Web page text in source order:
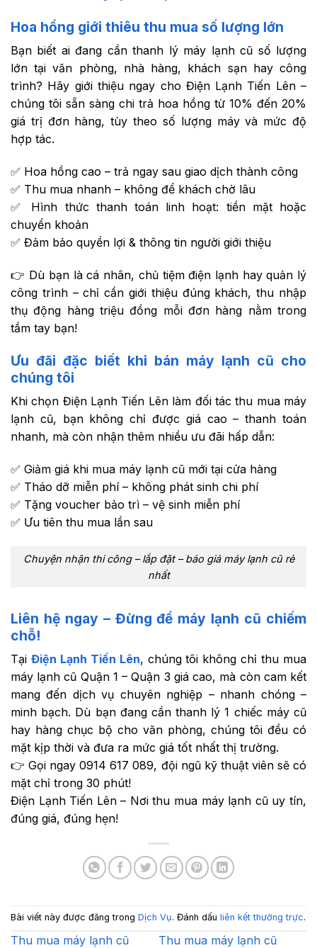
Hoa hồng giới thiêu thu mua số lượng lớn
Bạn biết ai đang cần thanh lý máy lạnh cũ số lượng
lớn tại văn phòng, nhà hàng, khách sạn hay công
trình? Hãy giới thiệu ngay cho Điện Lạnh Tiến Lên –
chúng tôi sẵn sàng chi trả hoa hồng từ 10% đến 20%
giá trị đơn hàng, tùy theo số lượng máy và mức độ
hợp tác.
✅ Hoa hồng cao – trả ngay sau giao dịch thành công
✅ Thu mua nhanh – không để khách chờ lâu
✅ Hình thức thanh toán linh hoạt: tiền mặt hoặc
chuyển khoản
✅ Đảm bảo quyền lợi & thông tin người giới thiệu
👉 Dù bạn là cá nhân, chủ tiệm điện lạnh hay quản lý
công trình – chỉ cần giới thiệu đúng khách, thu nhập
thụ động hàng triệu đồng mỗi đơn hàng nằm trong
tầm tay bạn!
Ưu đãi đặc biết khi bán máy lạnh cũ cho
chúng tôi
Khi chọn Điện Lạnh Tiến Lên làm đối tác thu mua máy
lạnh cũ, bạn không chỉ được giá cao – thanh toán
nhanh, mà còn nhận thêm nhiều ưu đãi hấp dẫn:
✅ Giảm giá khi mua máy lạnh cũ mới tại cửa hàng
✅ Tháo dỡ miễn phí – không phát sinh chi phí
✅ Tặng voucher bảo trì – vệ sinh miễn phí
✅ Ưu tiên thu mua lần sau
Chuyện nhận thi công – lắp đặt – báo giá máy lạnh cũ rẻ
nhất
Liên hệ ngay – Đừng để máy lạnh cũ chiếm
chỗ!
Tại Điện Lạnh Tiến Lên, chúng tôi không chỉ thu mua
máy lạnh cũ Quận 1 – Quận 3 giá cao, mà còn cam kết
mang đến dịch vụ chuyên nghiệp – nhanh chóng –
minh bạch. Dù bạn đang cần thanh lý 1 chiếc máy cũ
hay hàng chục bộ cho văn phòng, chúng tôi đều có
mặt kịp thời và đưa ra mức giá tốt nhất thị trường.
👉 Gọi ngay 0914 617 089, đội ngũ kỹ thuật viên sẽ có
mặt chỉ trong 30 phút!
Điện Lạnh Tiến Lên – Nơi thu mua máy lạnh cũ uy tín,
đúng giá, đúng hẹn!
Bài viết này được đăng trong Dịch Vụ. Đánh dấu liên kết thường trực.
Thu mua máy lạnh cũ Thu mua máy lạnh cũ